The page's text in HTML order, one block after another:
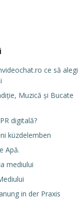
ce să alegi
Muzică și Bucate
digitală?
küzdelemben
Apă.
mediului
in der Praxis